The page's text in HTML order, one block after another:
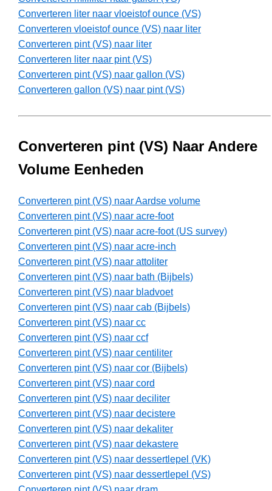
Converteren liter naar vloeistof ounce (VS)
Converteren vloeistof ounce (VS) naar liter
Converteren pint (VS) naar liter
Converteren liter naar pint (VS)
Converteren pint (VS) naar gallon (VS)
Converteren gallon (VS) naar pint (VS)
Converteren pint (VS) Naar Andere
Volume Eenheden
Converteren pint (VS) naar Aardse volume
Converteren pint (VS) naar acre-foot
Converteren pint (VS) naar acre-foot (US survey)
Converteren pint (VS) naar acre-inch
Converteren pint (VS) naar attoliter
Converteren pint (VS) naar bath (Bijbels)
Converteren pint (VS) naar bladvoet
Converteren pint (VS) naar cab (Bijbels)
Converteren pint (VS) naar cc
Converteren pint (VS) naar ccf
Converteren pint (VS) naar centiliter
Converteren pint (VS) naar cor (Bijbels)
Converteren pint (VS) naar cord
Converteren pint (VS) naar deciliter
Converteren pint (VS) naar decistere
Converteren pint (VS) naar dekaliter
Converteren pint (VS) naar dekastere
Converteren pint (VS) naar dessertlepel (VK)
Converteren pint (VS) naar dessertlepel (VS)